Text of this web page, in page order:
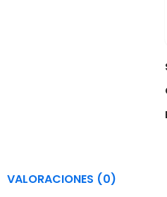
VALORACIONES (0)